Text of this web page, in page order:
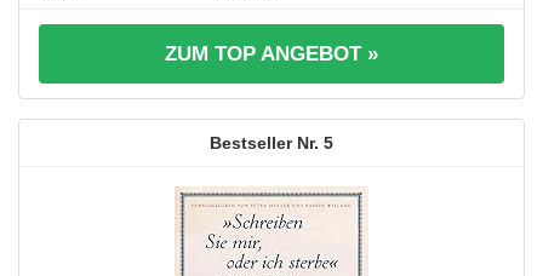
ZUM TOP ANGEBOT »
5